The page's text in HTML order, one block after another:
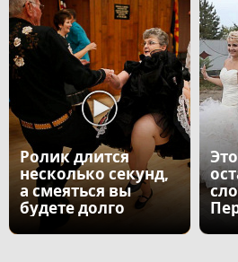
Ролик длится
несколько секунд,
а смеяться вы
будете долго